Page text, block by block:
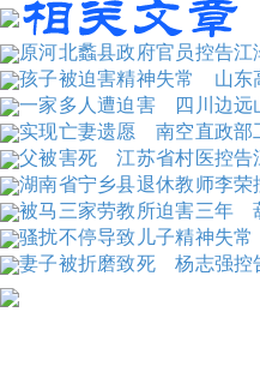
原河北蠡县政府官员控告江
孩子被迫害精神失常 山东
一家多人遭迫害 四川边远
实现亡妻遗愿 南空直政部
父被害死 江苏省村医控告
湖南省宁乡县退休教师李荣
被马三家劳教所迫害三年
骚扰不停导致儿子精神失
妻子被折磨致死 杨志强控